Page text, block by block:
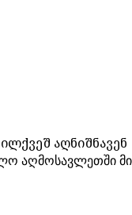
აღნიშნავენ
აღმოსავლეთში